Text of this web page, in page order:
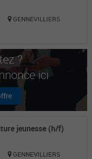
GENNEVILLIERS
?
ici
jeunesse (h/f)
GENNEVILLIERS